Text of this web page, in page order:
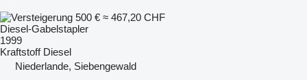
500 € ≈ 467,20 CHF
Diesel-Gabelstapler
1999
Kraftstoff Diesel
Niederlande, Siebengewald